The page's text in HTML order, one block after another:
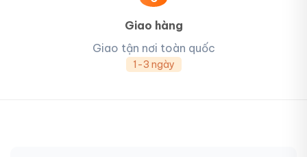
Giao hàng
Giao tận nơi toàn quốc
1-3 ngày